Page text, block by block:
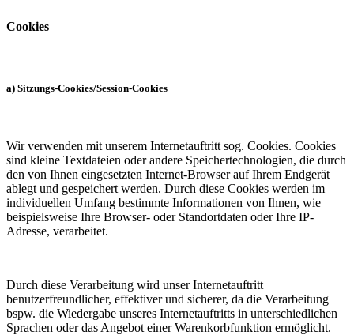
Cookies
a) Sitzungs-Cookies/Session-Cookies
Wir verwenden mit unserem Internetauftritt sog. Cookies. Cookies
sind kleine Textdateien oder andere Speichertechnologien, die durch
den von Ihnen eingesetzten Internet-Browser auf Ihrem Endgerät
ablegt und gespeichert werden. Durch diese Cookies werden im
individuellen Umfang bestimmte Informationen von Ihnen, wie
beispielsweise Ihre Browser- oder Standortdaten oder Ihre IP-
Adresse, verarbeitet.
Durch diese Verarbeitung wird unser Internetauftritt
benutzerfreundlicher, effektiver und sicherer, da die Verarbeitung
bspw. die Wiedergabe unseres Internetauftritts in unterschiedlichen
Sprachen oder das Angebot einer Warenkorbfunktion ermöglicht.